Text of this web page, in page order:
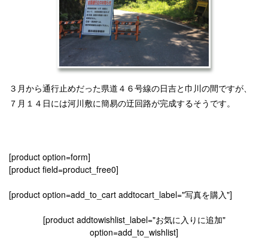
３月から通行止めだった県道４６号線の日吉と巾川の間ですが、
７月１４日には河川敷に簡易の迂回路が完成するそうです。
[product option=form]
[product field=product_free0]
[product option=add_to_cart addtocart_label="写真を購入"]
[product addtowishlist_label="お気に入りに追加"
option=add_to_wishlist]